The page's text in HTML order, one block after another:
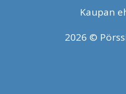
Kaupan
2026 ©